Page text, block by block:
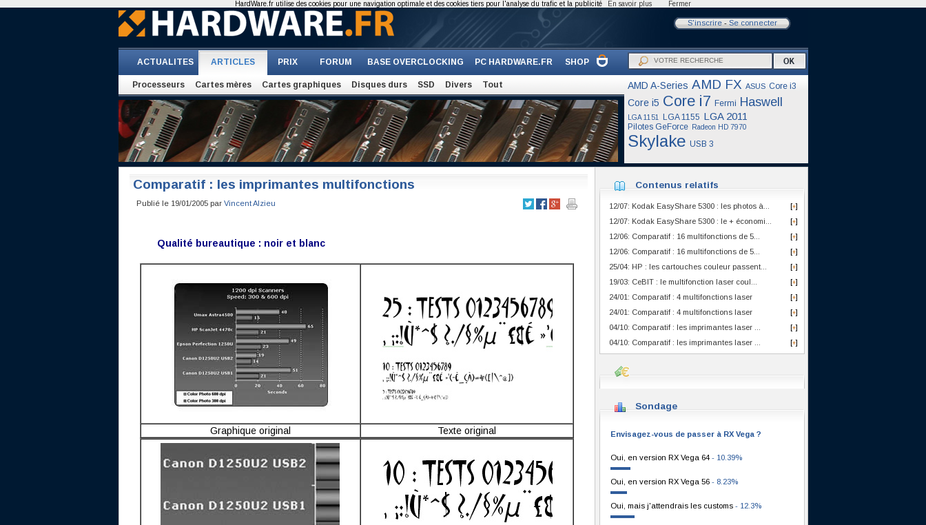
S'inscrire- Se connecter
ACTUALITES ARTICLES PRIX FORUM BASE OVERCLOCKING PC HARDWARE.FR SHOP
Processeurs Cartes mères Cartes graphiques Disques durs SSD Divers Tout AMD A-Series AMD FX ASUS Core i3
Core i5 Core i7 Fermi Haswell
LGA 1151 LGA 1155 LGA 2011
Pilotes GeForce Radeon HD 7970
Skylake USB 3
Comparatif : les imprimantes multifonctions
Publié le 19/01/2005 par Vincent Alzieu
Qualité bureautique : noir et blanc
Graphique original Texte original
Contenus relatifs
[+]
12/07: Kodak EasyShare 5300 : les photos à...
[+]
12/07: Kodak EasyShare 5300 : le + économi...
[+]
12/06: Comparatif : 16 multifonctions de 5...
[+]
12/06: Comparatif : 16 multifonctions de 5...
[+]
25/04: HP : les cartouches couleur passent...
[+]
19/03: CeBIT : le multifonction laser coul...
[+]
24/01: Comparatif : 4 multifonctions laser
[+]
24/01: Comparatif : 4 multifonctions laser
[+]
04/10: Comparatif : les imprimantes laser ...
[+]
04/10: Comparatif : les imprimantes laser ...
Sondage
Envisagez-vous de passer à RX Vega ?
Oui, en version RX Vega 64 - 10.39%
Oui, en version RX Vega 56 - 8.23%
Oui, mais j'attendrais les customs - 12.3%
HardWare.fr utilise des cookies pour une navigation optimale et des cookies tiers pour l'analyse du trafic et la publicité En savoir plus Fermer